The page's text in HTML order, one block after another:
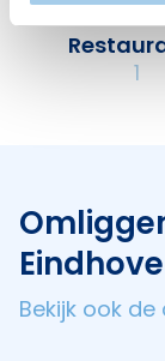
1
Bekijk ook